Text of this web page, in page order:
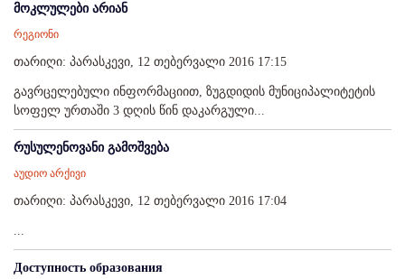
მოკლულები არიან
რეგიონი
თარიღი: პარასკევი, 12 თებერვალი 2016 17:15
გავრცელებული ინფორმაციით, ზუგდიდის მუნიციპალიტეტის
სოფელ ურთაში 3 დღის წინ დაკარგული...
რუსულენოვანი გამოშვება
აუდიო არქივი
თარიღი: პარასკევი, 12 თებერვალი 2016 17:04
...
Доступность образования